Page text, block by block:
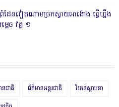
ែនវៀតណាមច្រកស្វាយអាង៉ោង ធ្វើហ្នឹង
ច វគ្គ ១
នជាតិ ព័ត៌មានអន្តរជាតិ រិះគន់ស្ថាបនា